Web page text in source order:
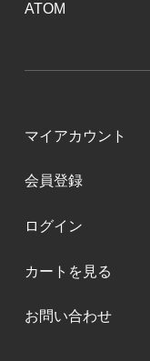
ATOM
マイアカウント
会員登録
ログイン
カートを見る
お問い合わせ